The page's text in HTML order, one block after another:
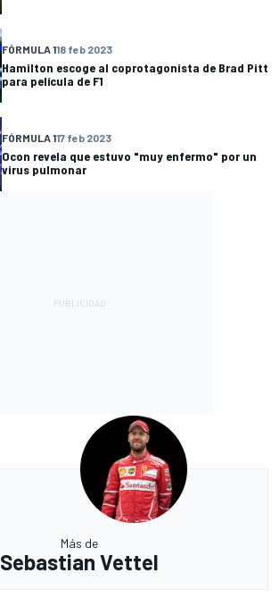
FÓRMULA 118 feb 2023
Hamilton escoge al coprotagonista de Brad Pitt
para película de F1
FÓRMULA 117 feb 2023
Ocon revela que estuvo "muy enfermo" por un
virus pulmonar
Más de
Sebastian Vettel